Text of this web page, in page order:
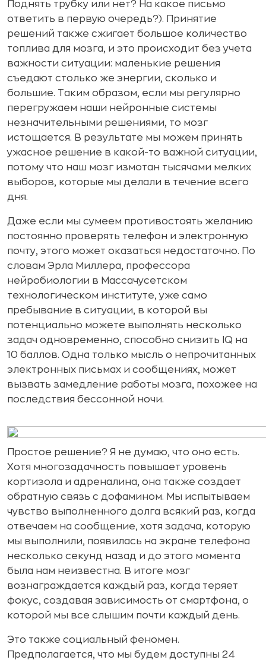
Поднять трубку или нет? На какое письмо
ответить в первую очередь?). Принятие
решений также сжигает большое количество
топлива для мозга, и это происходит без учета
важности ситуации: маленькие решения
съедают столько же энергии, сколько и
большие. Таким образом, если мы регулярно
перегружаем наши нейронные системы
незначительными решениями, то мозг
истощается. В результате мы можем принять
ужасное решение в какой-то важной ситуации,
потому что наш мозг измотан тысячами мелких
выборов, которые мы делали в течение всего
дня.
Даже если мы сумеем противостоять желанию
постоянно проверять телефон и электронную
почту, этого может оказаться недостаточно. По
словам Эрла Миллера, профессора
нейробиологии в Массачусетском
технологическом институте, уже само
пребывание в ситуации, в которой вы
потенциально можете выполнять несколько
задач одновременно, способно снизить IQ на
10 баллов. Одна только мысль о непрочитанных
электронных письмах и сообщениях, может
вызвать замедление работы мозга, похожее на
последствия бессонной ночи.
Простое решение? Я не думаю, что оно есть.
Хотя многозадачность повышает уровень
кортизола и адреналина, она также создает
обратную связь с дофамином. Мы испытываем
чувство выполненного долга всякий раз, когда
отвечаем на сообщение, хотя задача, которую
мы выполнили, появилась на экране телефона
несколько секунд назад и до этого момента
была нам неизвестна. В итоге мозг
вознаграждается каждый раз, когда теряет
фокус, создавая зависимость от смартфона, о
которой мы все слышим почти каждый день.
Это также социальный феномен.
Предполагается, что мы будем доступны 24